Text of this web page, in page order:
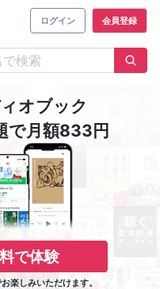
ログイン 会員登録
オブック
で月額833円
で体験
楽しみいただけます。